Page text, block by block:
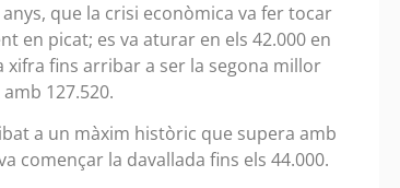
que la crisi econòmica va fer tocar
en picat; es va aturar en els 42.000 en
xifra fins arribar a ser la segona millor
127.520.
a un màxim històric que supera amb
començar la davallada fins els 44.000.